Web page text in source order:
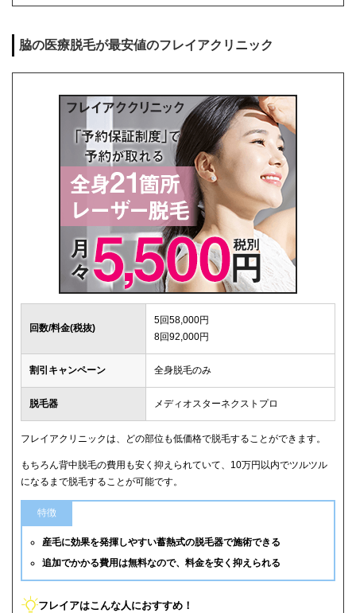
キャンセル料 前日まで無料
脇の医療脱毛が最安値のフレイアクリニック
回数/料金(税抜)
5回58,000円
8回92,000円
割引キャンペーン 全身脱毛のみ
脱毛器 メディオスターネクストプロ
フレイアクリニックは、どの部位も低価格で脱毛することができます。
もちろん背中脱毛の費用も安く抑えられていて、10万円以内でツルツル
になるまで脱毛することが可能です。
特徴
産毛に効果を発揮しやすい蓄熱式の脱毛器で施術できる
追加でかかる費用は無料なので、料金を安く抑えられる
フレイアはこんな人におすすめ！